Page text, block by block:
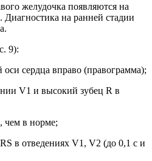
желудочка появляются на
на ранней стадии
9):
оси сердца вправо (правограмма);
V1 и высокий зубец R в
чем в норме;
в отведениях V1, V2 (до 0,1 с и